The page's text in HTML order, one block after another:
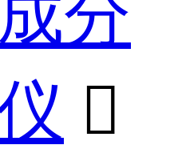
分
